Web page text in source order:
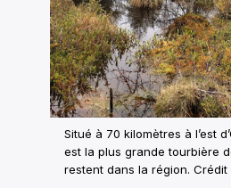
Situé à 70 kilomètres à l’est
est la plus grande tourbière
restent dans la région. Crédit